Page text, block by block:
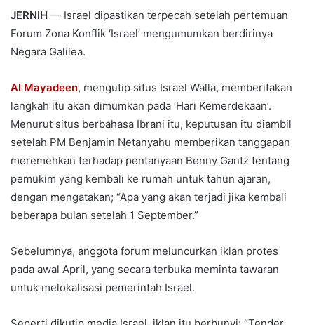
JERNIH — Israel dipastikan terpecah setelah pertemuan
Forum Zona Konflik ‘Israel’ mengumumkan berdirinya
Negara Galilea.
Al Mayadeen, mengutip situs Israel Walla, memberitakan
langkah itu akan dimumkan pada ‘Hari Kemerdekaan’.
Menurut situs berbahasa Ibrani itu, keputusan itu diambil
setelah PM Benjamin Netanyahu memberikan tanggapan
meremehkan terhadap pentanyaan Benny Gantz tentang
pemukim yang kembali ke rumah untuk tahun ajaran,
dengan mengatakan; “Apa yang akan terjadi jika kembali
beberapa bulan setelah 1 September.”
Sebelumnya, anggota forum meluncurkan iklan protes
pada awal April, yang secara terbuka meminta tawaran
untuk melokalisasi pemerintah Israel.